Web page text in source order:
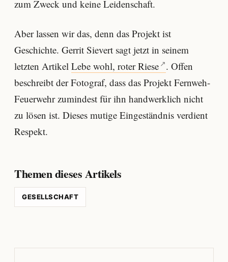
zum Zweck und keine Leidenschaft.
Aber lassen wir das, denn das Projekt ist
Geschichte. Gerrit Sievert sagt jetzt in seinem
letzten Artikel Lebe wohl, roter Riese . Offen
beschreibt der Fotograf, dass das Projekt Fernweh-
Feuerwehr zumindest für ihn handwerklich nicht
zu lösen ist. Dieses mutige Eingeständnis verdient
Respekt.
Themen dieses Artikels
GESELLSCHAFT